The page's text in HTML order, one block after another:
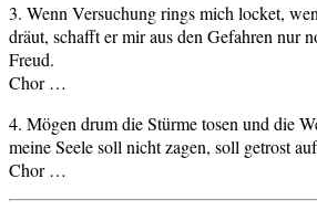
3. Wenn Versuchung rings mich locket,
dräut, schafft er mir aus den Gefahren nur
Freud.
Chor …
4. Mögen drum die Stürme tosen und die
meine Seele soll nicht zagen, soll getrost
Chor …